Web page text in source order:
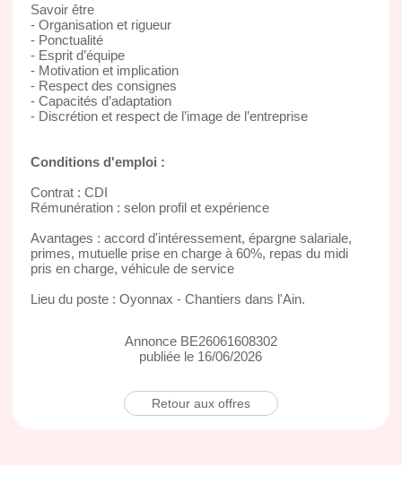
Savoir être
- Organisation et rigueur
- Ponctualité
- Esprit d’équipe
- Motivation et implication
- Respect des consignes
- Capacités d’adaptation
- Discrétion et respect de l’image de l’entreprise
Conditions d'emploi :
Contrat : CDI
Rémunération : selon profil et expérience
Avantages : accord d'intéressement, épargne salariale,
primes, mutuelle prise en charge à 60%, repas du midi
pris en charge, véhicule de service
Lieu du poste : Oyonnax - Chantiers dans l'Ain.
Annonce BE26061608302
publiée le 16/06/2026
Retour aux offres